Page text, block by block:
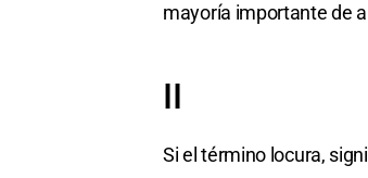
mayoría importante de
II
Si el término locura,